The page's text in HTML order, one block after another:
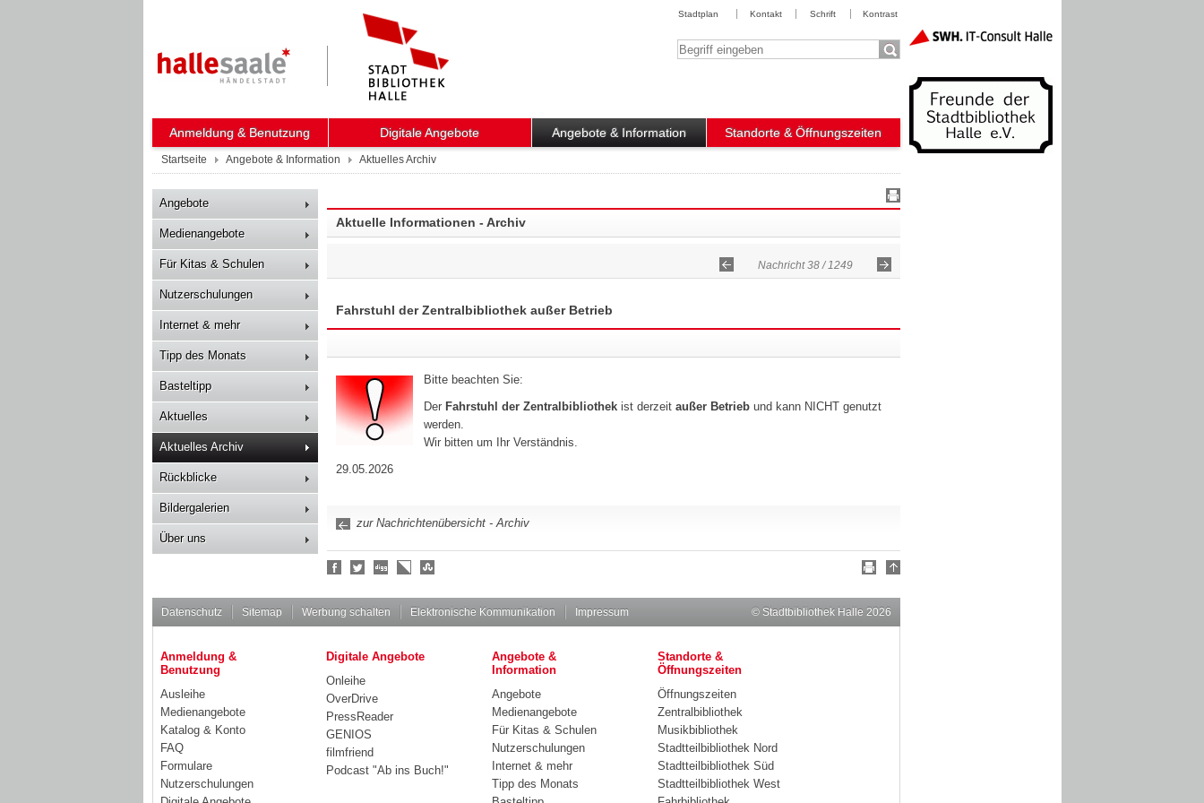
Stadtplan Kontakt Schrift Kontrast
Suchbegriff
Anmeldung & Benutzung Digitale Angebote Angebote & Information Standorte & Öffnungszeiten
Startseite Angebote & Information Aktuelles Archiv
Angebote
Medienangebote
Für Kitas & Schulen
Nutzerschulungen
Internet & mehr
Tipp des Monats
Basteltipp
Aktuelles
Aktuelles Archiv
Rückblicke
Bildergalerien
Über uns
Aktuelle Informationen - Archiv
Nachricht 38 / 1249
Fahrstuhl der Zentralbibliothek außer Betrieb
Bitte beachten Sie:
DerFahrstuhl der Zentralbibliothekist derzeit außer Betriebund kann NICHT genutzt
werden.
Wir bitten um Ihr Verständnis.
29.05.2026
zur Nachrichtenübersicht - Archiv
Social
Datenschutz Sitemap Werbung schalten Elektronische Kommunikation Impressum © Stadtbibliothek Halle 2026
Anmeldung &
Benutzung
Ausleihe
Medienangebote
Katalog & Konto
FAQ
Formulare
Nutzerschulungen
Digitale Angebote
Onleihe
OverDrive
PressReader
GENIOS
filmfriend
Podcast "Ab ins Buch!"
Angebote &
Information
Angebote
Medienangebote
Für Kitas & Schulen
Nutzerschulungen
Internet & mehr
Tipp des Monats
Standorte &
Öffnungszeiten
Öffnungszeiten
Zentralbibliothek
Musikbibliothek
Stadtteilbibliothek Nord
Stadtteilbibliothek Süd
Stadtteilbibliothek West